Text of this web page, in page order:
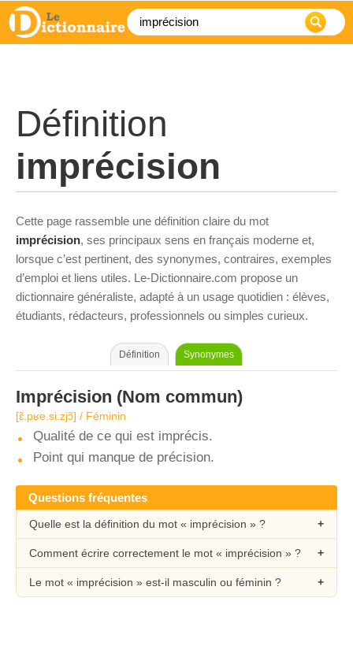
Définition
imprécision
Cette page rassemble une définition claire du mot
imprécision, ses principaux sens en français moderne et,
lorsque c’est pertinent, des synonymes, contraires, exemples
d’emploi et liens utiles. Le-Dictionnaire.com propose un
dictionnaire généraliste, adapté à un usage quotidien : élèves,
étudiants, rédacteurs, professionnels ou simples curieux.
Définition Synonymes
Imprécision (Nom commun)
[ɛ̃.pʁe.si.zjɔ̃] / Féminin
Qualité de ce qui est imprécis.
Point qui manque de précision.
Questions fréquentes
Quelle est la définition du mot « imprécision » ?
Comment écrire correctement le mot « imprécision » ?
Le mot « imprécision » est-il masculin ou féminin ?